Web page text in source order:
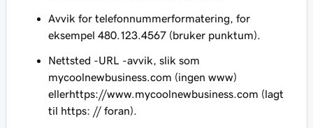
Avvik for telefonnummerformatering, for
eksempel 480.123.4567 (bruker punktum).
Nettsted -URL -avvik, slik som
mycoolnewbusiness.com (ingen www)
ellerhttps://www.mycoolnewbusiness.com (lagt
til https: // foran).